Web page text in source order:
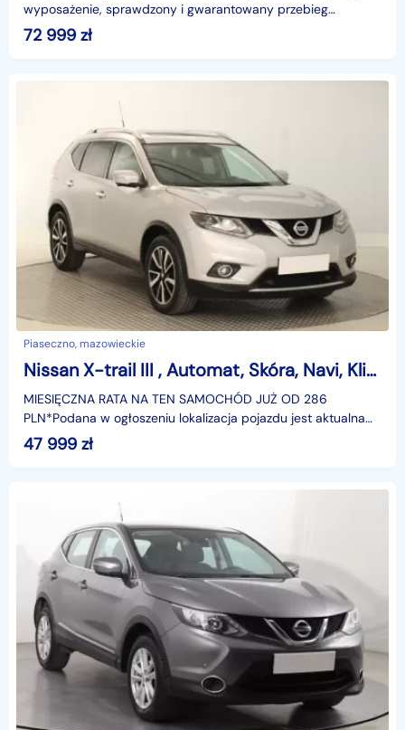
wyposażenie, sprawdzony i gwarantowany przebieg
samochodu, mocny silnik, napęd 4x4, pojazd zakupiony ja
72 999 zł
Piaseczno, mazowieckie
Nissan X-trail III , Automat, Skóra, Navi, Klimatronic, Tempomat, Parktronic,
MIESIĘCZNA RATA NA TEN SAMOCHÓD JUŻ OD 286
PLN*Podana w ogłoszeniu lokalizacja pojazdu jest aktualna
na dzień wystawienia ogłoszenia. Przed przyjazdem do
salonu
47 999 zł